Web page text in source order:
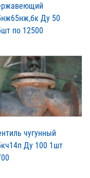
Ду 50
по 12500
чугунный
Ду 100 1шт